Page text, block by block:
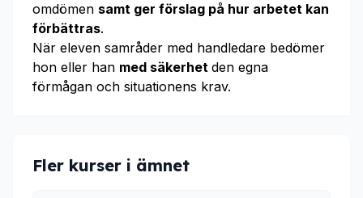
omdömen samt ger förslag på hur arbetet kan
förbättras.
När eleven samråder med handledare bedömer
hon eller han med säkerhet den egna
förmågan och situationens krav.
Fler kurser i ämnet